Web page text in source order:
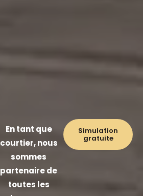
En tant que
courtier, nous
sommes
partenaire de
toutes les
Simulation
gratuite